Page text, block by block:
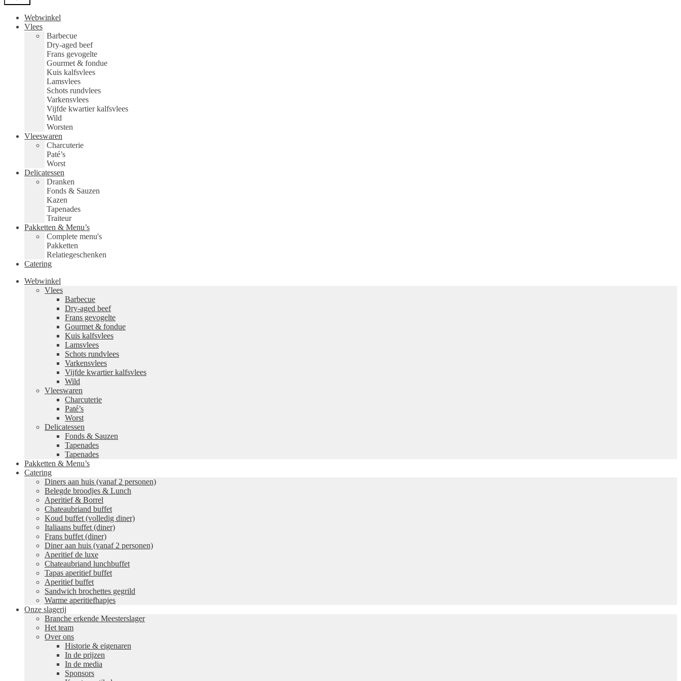
Webwinkel
Vlees
Barbecue
Dry-aged beef
Frans gevogelte
Gourmet & fondue
Kuis kalfsvlees
Lamsvlees
Schots rundvlees
Varkensvlees
Vijfde kwartier kalfsvlees
Wild
Worsten
Vleeswaren
Charcuterie
Paté’s
Worst
Delicatessen
Dranken
Fonds & Sauzen
Kazen
Tapenades
Traiteur
Pakketten & Menu’s
Complete menu's
Pakketten
Relatiegeschenken
Catering
Webwinkel
Vlees
Barbecue
Dry-aged beef
Frans gevogelte
Gourmet & fondue
Kuis kalfsvlees
Lamsvlees
Schots rundvlees
Varkensvlees
Vijfde kwartier kalfsvlees
Wild
Vleeswaren
Charcuterie
Paté’s
Worst
Delicatessen
Fonds & Sauzen
Tapenades
Tapenades
Pakketten & Menu’s
Catering
Diners aan huis (vanaf 2 personen)
Belegde broodjes & Lunch
Aperitief & Borrel
Chateaubriand buffet
Koud buffet (volledig diner)
Italiaans buffet (diner)
Frans buffet (diner)
Diner aan huis (vanaf 2 personen)
Aperitief de luxe
Chateaubriand lunchbuffet
Tapas aperitief buffet
Aperitief buffet
Sandwich brochettes gegrild
Warme aperitiefhapjes
Onze slagerij
Branche erkende Meesterslager
Het team
Over ons
Historie & eigenaren
In de prijzen
In de media
Sponsors